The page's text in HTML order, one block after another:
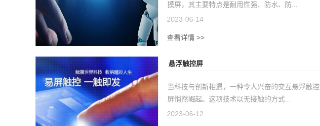
摸屏，其主要特点是耐用性强、防水、防...
2023-06-14
查看详情 >>
悬浮触控屏
当科技与创新相遇，一种令人兴奋的交互悬浮触控
屏‍悄然崛起。这项技术以无接触的方式...
2023-06-12